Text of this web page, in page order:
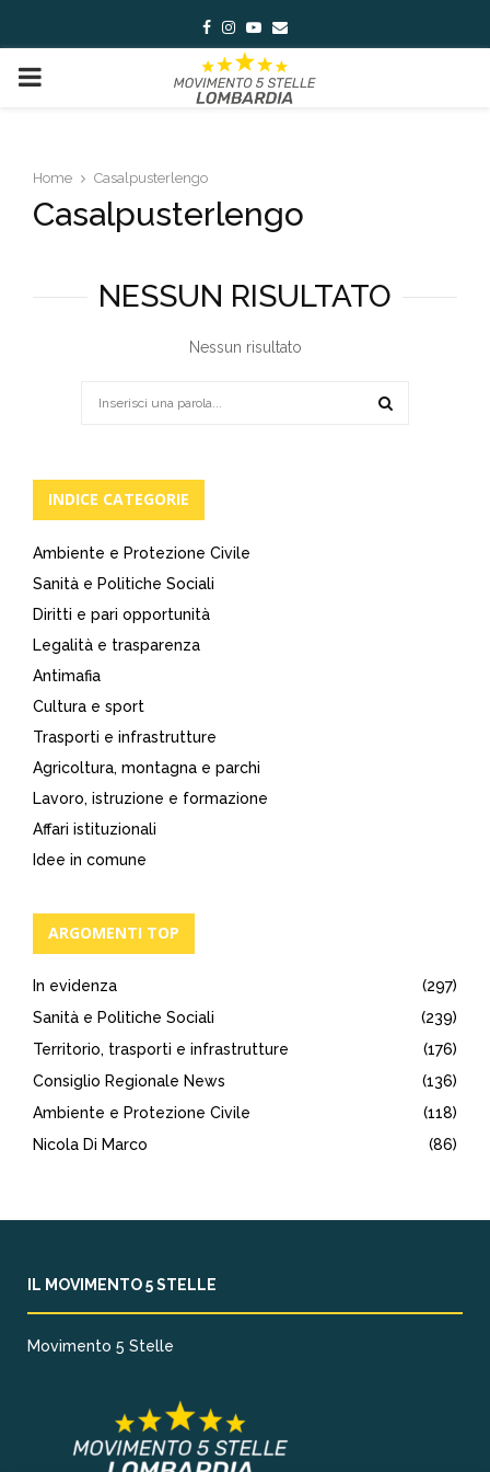
Facebook
Instagram
Youtube
Email
PRIMARY
Home Casalpusterlengo
Casalpusterlengo
NESSUN RISULTATO
Nessun risultato
INDICE CATEGORIE
Ambiente e Protezione Civile
Sanità e Politiche Sociali
Diritti e pari opportunità
Legalità e trasparenza
Antimafia
Cultura e sport
Trasporti e infrastrutture
Agricoltura, montagna e parchi
Lavoro, istruzione e formazione
Affari istituzionali
Idee in comune
ARGOMENTI TOP
In evidenza
(297)
Sanità e Politiche Sociali
(239)
Territorio, trasporti e infrastrutture
(176)
Consiglio Regionale News
(136)
Ambiente e Protezione Civile
(118)
Nicola Di Marco
(86)
IL MOVIMENTO 5 STELLE
Movimento 5 Stelle